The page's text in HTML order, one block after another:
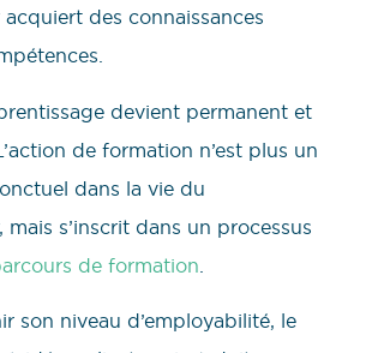
des connaissances
devient permanent et
de formation n’est plus un
dans la vie du
mais s’inscrit dans un processus
de formation
son niveau d’employabilité, le